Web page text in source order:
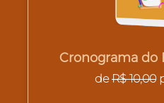
Cronograma do
deR$ 10,00